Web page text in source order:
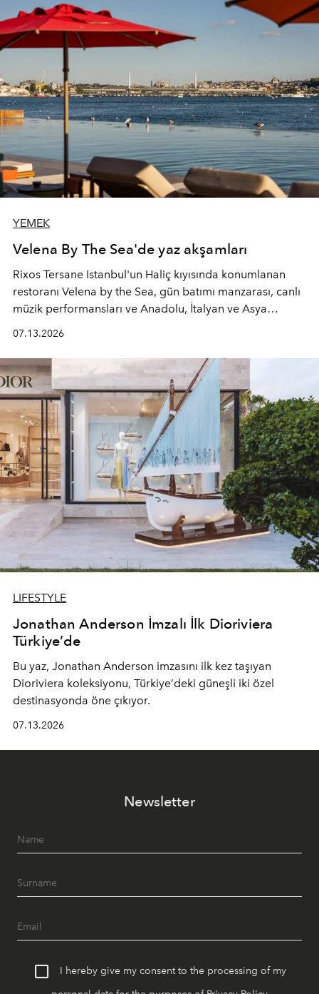
YEMEK
Velena By The Sea'de yaz akşamları
Rixos Tersane Istanbul'un Haliç kıyısında konumlanan
restoranı Velena by the Sea, gün batımı manzarası, canlı
müzik performansları ve Anadolu, İtalyan ve Asya
devam ediyor.
07.13.2026
LIFESTYLE
Jonathan Anderson İmzalı İlk Dioriviera
Türkiye’de
Bu yaz, Jonathan Anderson imzasını ilk kez taşıyan
Dioriviera koleksiyonu, Türkiye’deki güneşli iki özel
destinasyonda öne çıkıyor.
07.13.2026
Newsletter
I hereby give my consent to the processing of my